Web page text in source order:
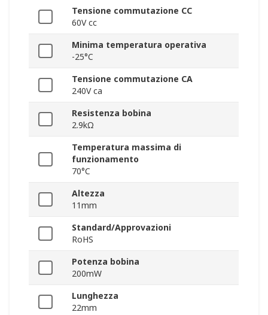
Tensione commutazione CC
60V cc
Minima temperatura operativa
-25°C
Tensione commutazione CA
240V ca
Resistenza bobina
2.9kΩ
Temperatura massima di
funzionamento
70°C
Altezza
11mm
Standard/Approvazioni
RoHS
Potenza bobina
200mW
Lunghezza
22mm